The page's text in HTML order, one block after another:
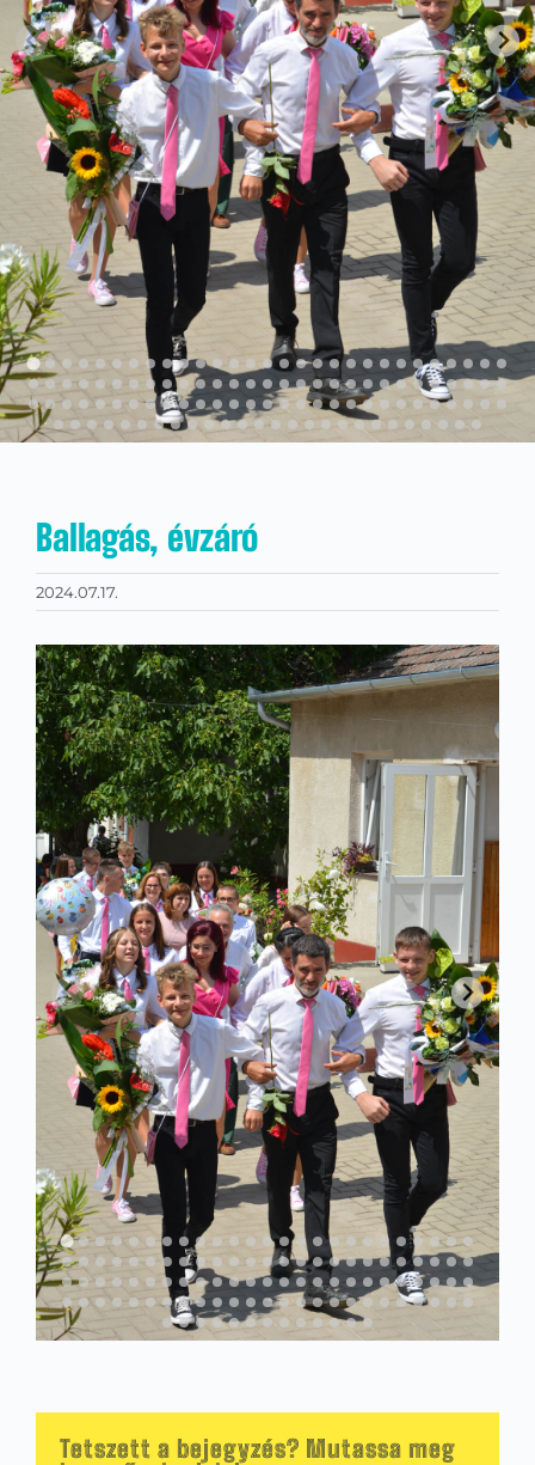
Kapcsolat
KRÉTA
Ballagás, évzáró
2024.07.17.
Tetszett a bejegyzés? Mutassa meg